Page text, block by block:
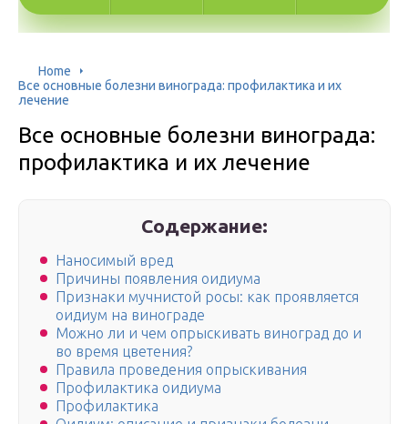
Home
Все основные болезни винограда: профилактика и их
лечение
Все основные болезни винограда:
профилактика и их лечение
Содержание:
Наносимый вред
Причины появления оидиума
Признаки мучнистой росы: как проявляется
оидиум на винограде
Можно ли и чем опрыскивать виноград до и
во время цветения?
Правила проведения опрыскивания
Профилактика оидиума
Профилактика